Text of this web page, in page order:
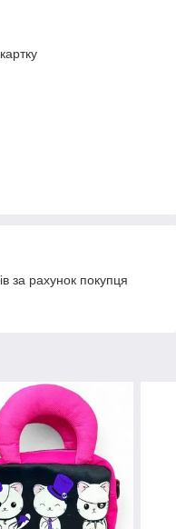
за рахунок покупця